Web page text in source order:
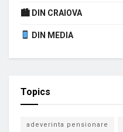
🏙 DIN CRAIOVA
DIN MEDIA
Topics
adeverinta pensionare